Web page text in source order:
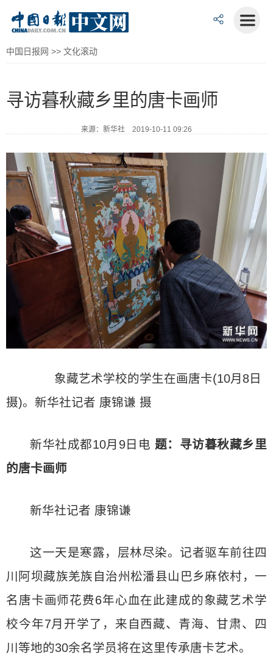
中国日报网 >> 文化滚动
寻访暮秋藏乡里的唐卡画师
来源：新华社 2019-10-11 09:26
象藏艺术学校的学生在画唐卡(10月8日
摄)。新华社记者 康锦谦 摄
新华社成都10月9日电 题：寻访暮秋藏乡里
的唐卡画师
新华社记者 康锦谦
这一天是寒露，层林尽染。记者驱车前往四
川阿坝藏族羌族自治州松潘县山巴乡麻依村，一
名唐卡画师花费6年心血在此建成的象藏艺术学
校今年7月开学了，来自西藏、青海、甘肃、四
川等地的30余名学员将在这里传承唐卡艺术。